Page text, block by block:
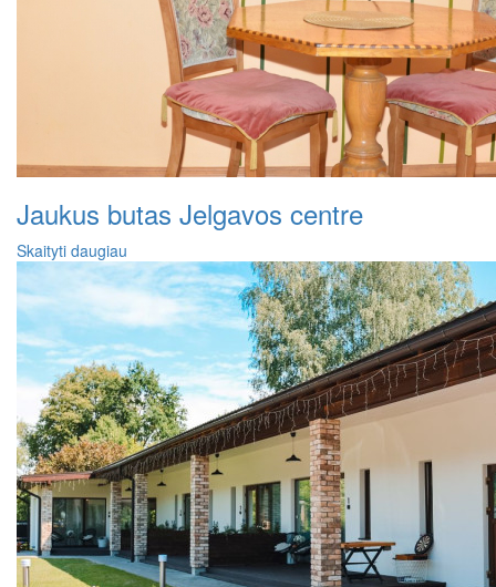
Jaukus butas Jelgavos centre
Skaityti daugiau